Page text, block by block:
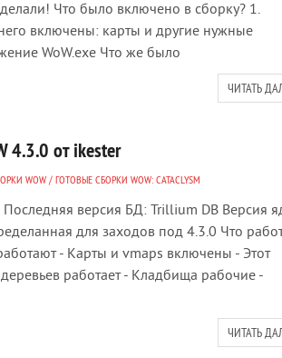
Что было включено в сборку? 1.
включены: карты и другие нужные
WoW.exe Что же было
ЧИТАТЬ
4.3.0 от ikester
WOW / ГОТОВЫЕ СБОРКИ WOW: CATACLYSM
версия БД: Trillium DB Версия
для заходов под 4.3.0 Что
- Карты и vmaps включены - Этот
работает - Кладбища рабочие -
ЧИТАТЬ